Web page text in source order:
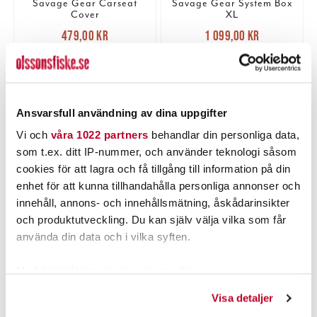
Ansvarsfull användning av dina uppgifter
Vi och våra 1022 partners behandlar din personliga data,
som t.ex. ditt IP-nummer, och använder teknologi såsom
cookies för att lagra och få tillgång till information på din
enhet för att kunna tillhandahålla personliga annonser och
innehåll, annons- och innehållsmätning, åskådarinsikter
och produktutveckling. Du kan själv välja vilka som får
använda din data och i vilka syften.
Visa detaljer
Savage Gear Carseat
Cover
Nuvarande pris
479,00 krTidigare pris
599,00 kr
479,00 kr
1 ST
Savage Gear System Box
XL
Nuvarande pris
1 099,00 krTidigare pris
1 289,00 kr
1 099,00 kr
1 289,00 kr
TILLFÄLLIGT SLUT
PRODUKTBESKRIVNING